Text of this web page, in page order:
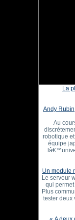
La
Andy
Au
robotique
équipe
Un module
Le serveur
qui
Plus
tester deux